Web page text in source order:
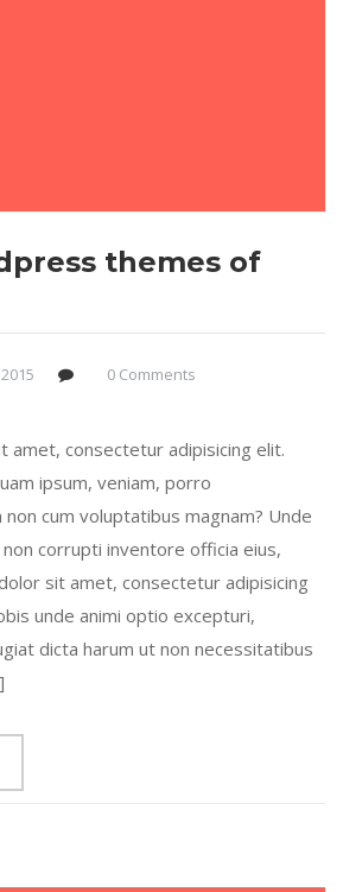
themes of
0 Comments
amet, consectetur adipisicing elit.
ipsum, veniam, porro
cum voluptatibus magnam? Unde
corrupti inventore officia eius,
sit amet, consectetur adipisicing
unde animi optio excepturi,
dicta harum ut non necessitatibus